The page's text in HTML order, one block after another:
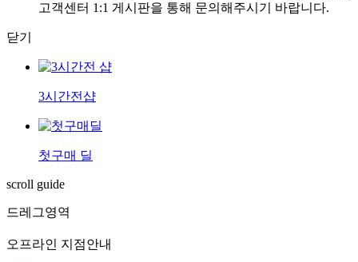
고객센터 1:1 게시판을 통해 문의해주시기 바랍니다.
닫기
3시간전샵
첫구매 딜
scroll guide
드레그영역
오프라인 지점안내